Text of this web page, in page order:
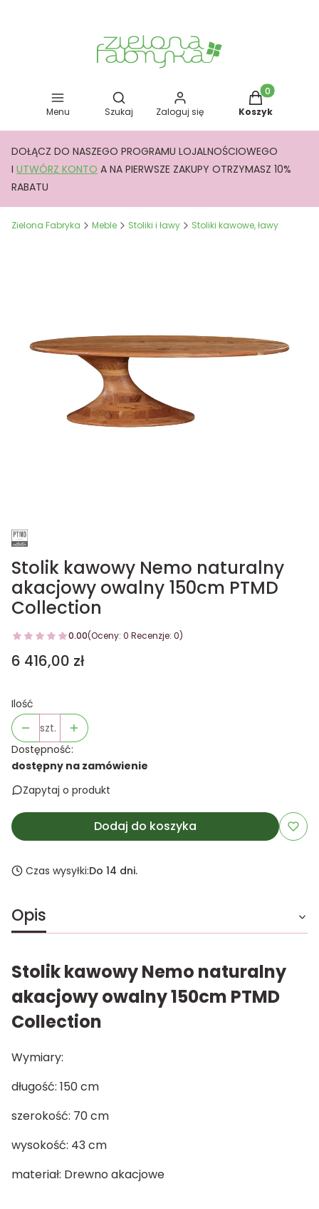
Menu
Otwórz wyszukiwarkę
Szukaj Zaloguj się
Produkty w
Koszyk
DOŁĄCZ DO NASZEGO PROGRAMU LOJALNOŚCIOWEGO
I UTWÓRZ KONTO A NA PIERWSZE ZAKUPY OTRZYMASZ 10%
RABATU
Zielona Fabryka Meble Stoliki i ławy Stoliki kawowe, ławy
Stolik kawowy Nemo naturalny
akacjowy owalny 150cm PTMD
Collection
0.00(Oceny: 0 Recenzje: 0)
Cena
6 416,00 zł
Ilość
szt.
Dostępność:
dostępny na zamówienie
Zapytaj o produkt
Dodaj do koszyka
Czas wysyłki:Do 14 dni.
Opis
Stolik kawowy Nemo naturalny
akacjowy owalny 150cm PTMD
Collection
Wymiary:
długość: 150 cm
szerokość: 70 cm
wysokość: 43 cm
materiał: Drewno akacjowe